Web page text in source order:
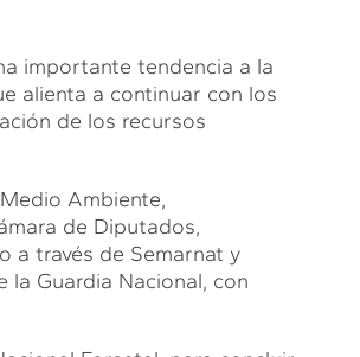
importante tendencia a la
alienta a continuar con los
de los recursos
Ambiente,
de Diputados,
a través de Semarnat y
la Guardia Nacional, con